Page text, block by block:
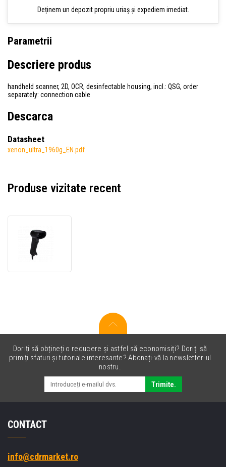
Deținem un depozit propriu uriaș și expediem imediat.
Parametrii
Descriere produs
handheld scanner, 2D, OCR, desinfectable housing, incl.: QSG, order
separately: connection cable
Descarca
Datasheet
xenon_ultra_1960g_EN.pdf
Produse vizitate recent
2D,
Doriți să obțineți o reducere și astfel să economisiți? Doriți să
primiți sfaturi și tutoriale interesante? Abonați-vă la newsletter-ul
nostru.
Trimite.
CONTACT
info@cdrmarket.ro